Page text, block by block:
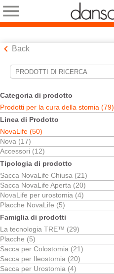
Back
Categoria di prodotto
Prodotti per la cura della stomia (79)
Linea di Prodotto
NovaLife (50)
Nova (17)
Accessori (12)
Tipologia di prodotto
Sacca NovaLife Chiusa (21)
Sacca NovaLife Aperta (20)
NovaLife per urostomia (4)
Placche NovaLife (5)
Famiglia di prodotti
La tecnologia TRE™ (29)
Placche (5)
Sacca per Colostomia (21)
Sacca per Ileostomia (20)
Sacca per Urostomia (4)
Strumenti di ricerca
Le tue selezioni:
Prodotti per la cura della stomia
NovaLife
Ordina per: